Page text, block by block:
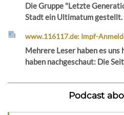
Die Gruppe "Letzte
Stadt ein Ultimatum gestellt.
www.116117.de: Impf-
Mehrere Leser haben es
haben nachgeschaut: Die
Podcast